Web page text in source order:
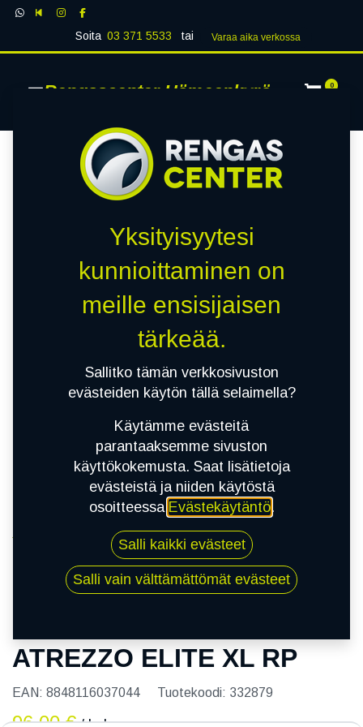
Soita 03 371 5533 tai Varaa aika verk​​​​ossa
Rengascenter Hämeenkyrö 0
215/55R18 99V SAILUN ATREZZO ELITE XL RP
ATREZZO ELITE XL RP
EAN: 8848116037044 Tuotekoodi: 332879
96,00€
Yksityisyytesi
kunnioittaminen on
meille ensisijaisen
tärkeää.
Sallitko tämän verkkosivuston
evästeiden käytön tällä selaimella?
Käytämme evästeitä
parantaaksemme sivuston
käyttökokemusta. Saat lisätietoja
evästeistä ja niiden käytöstä
osoitteessa Evästekäytäntö.
Salli kaikki evästeet
Salli vain välttämättömät evästeet